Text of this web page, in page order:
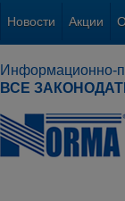
Новости Акции
Информационно-
ВСЕ